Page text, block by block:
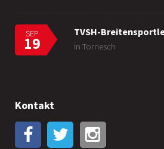
SEP
19
TVSH-
in Tornesch
Kontakt